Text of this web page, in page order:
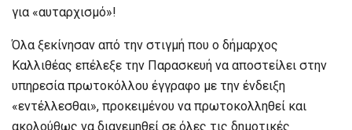
για «αυταρχισμό»!
Όλα ξεκίνησαν από την στιγμή που ο δήμαρχος
Καλλιθέας επέλεξε την Παρασκευή να αποστείλει στην
υπηρεσία πρωτοκόλλου έγγραφο με την ένδειξη
«εντέλλεσθαι», προκειμένου να πρωτοκολληθεί και
ακολούθως να διανεμηθεί σε όλες τις δημοτικές